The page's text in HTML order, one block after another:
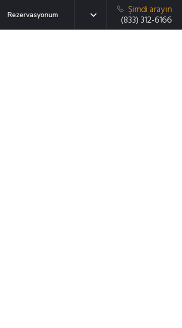
Rezervasyonum
Şimdi arayın
(833) 312-6166